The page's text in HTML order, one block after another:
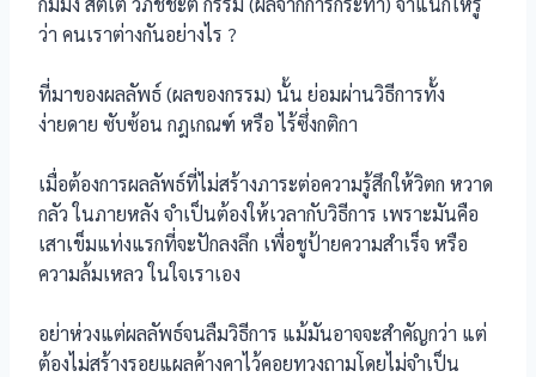
ว่า คนเราต่างกันอย่างไร ?
ที่มาของผลลัพธ์ (ผลของกรรม) นั้น ย่อมผ่านวิธีการทั้ง
ง่ายดาย ซับซ้อน กฎเกณฑ์ หรือ ไร้ซึ่งกติกา
เมื่อต้องการผลลัพธ์ที่ไม่สร้างภาระต่อความรู้สึกให้วิตก หวาด
กลัว ในภายหลัง จำเป็นต้องให้เวลากับวิธีการ เพราะมันคือ
เสาเข็มแท่งแรกที่จะปักลงลึก เพื่อชูป้ายความสำเร็จ หรือ
ความล้มเหลว ในใจเราเอง
อย่าห่วงแต่ผลลัพธ์จนลืมวิธีการ แม้มันอาจจะสำคัญกว่า แต่
ต้องไม่สร้างรอยแผลค้างคาไว้คอยทวงถามโดยไม่จำเป็น